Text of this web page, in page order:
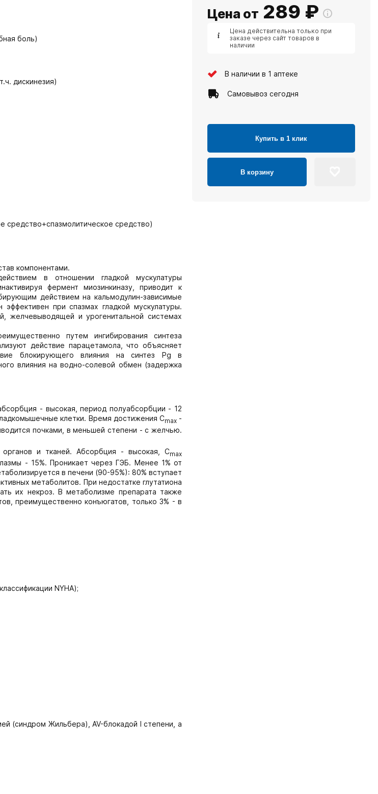
боль)
дискинезия)
средство+спазмолитическое средство)
компонентами.
в отношении гладкой мускулатуры
фермент миозинкиназу, приводит к
действием на кальмодулин-зависимые
при спазмах гладкой мускулатуры.
желчевыводящей и урогенитальной системах
путем ингибирования синтеза
действие парацетамола, что объясняет
блокирующего влияния на синтез Pg в
влияния на водно-солевой обмен (задержка
- высокая, период полуабсорбции - 12
клетки. Время достижения Cmax-
почками, в меньшей степени - с желчью.
и тканей. Абсорбция - высокая, Cmax
- 15%. Проникает через ГЭБ. Менее 1% от
в печени (90-95%): 80% вступает
метаболитов. При недостатке глутатиона
их некроз. В метаболизме препарата также
преимущественно конъюгатов, только 3% - в
NYHA);
(синдром Жильбера), AV-блокадой I степени, а
Цена от 289 ₽
Цена действительна только при
заказе через сайт товаров в
наличии
В наличии в 1 аптеке
Самовывоз сегодня
Купить в 1 клик
В корзину